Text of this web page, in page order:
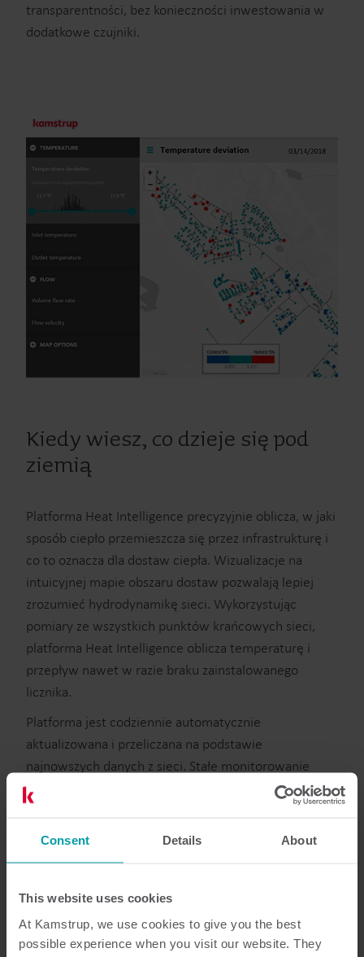
Consent Details About
This website uses cookies
At Kamstrup, we use cookies to give you the best
possible experience when you visit our website. They
transparentności, bez konieczności inwestowania w
dodatkowe czujniki.
Kiedy wiesz, co dzieje się pod
ziemią
Platforma Heat Intelligence precyzyjnie oblicza, w jaki
sposób ciepło przemieszcza się przez infrastrukturę i
co to oznacza dla dostaw ciepła. Wizualizacje na
intuicyjnej mapie obszaru dostaw pozwalają lepiej
zrozumieć hydrodynamikę sieci. Wykorzystując
pomiary ze wszystkich punktów krańcowych sieci,
platforma Heat Intelligence oblicza temperaturę i
przepływ nawet w razie braku zainstalowanego
licznika.
Platforma jest codziennie automatycznie
aktualizowana i przeliczana na podstawie
najnowszych danych z sieci. Stałe monitorowanie
sieci pozwala identyfikować negatywne trendy, a tym
samym lepiej nakierować swoje działania i szybciej
reagować.
Nowa platforma analityczna pozwala urzeczywistnić